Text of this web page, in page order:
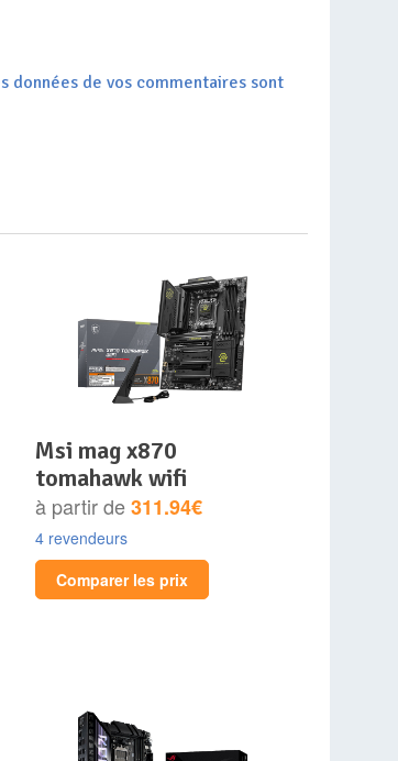
données de vos commentaires sont
msi mag x870
tomahawk wifi
à partir de311.94€
4 revendeurs
Comparer les prix